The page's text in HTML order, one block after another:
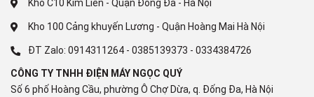
Không dừng lại ở đó, tháp giặt sấy LG WT2517NHEG còn sở
hữu công nghệ mới là giặt hơi nước Steam+™. Hơi nước nhiệt
độ cao giúp giảm nhăn trên quần áo, đồng thời loại bỏ tới 99.9%
Kho C10 Kim Liên - Quận Đống Đa - Hà Nội
Kho 100 Cảng khuyến Lương - Quận Hoàng Mai Hà Nội
ĐT Zalo: 0914311264 - 0385139373 - 0334384726
CÔNG TY TNHH ĐIỆN MÁY NGỌC QUÝ
Số 6 phố Hoàng Cầu, phường Ô Chợ Dừa, q. Đống Đa, Hà Nội